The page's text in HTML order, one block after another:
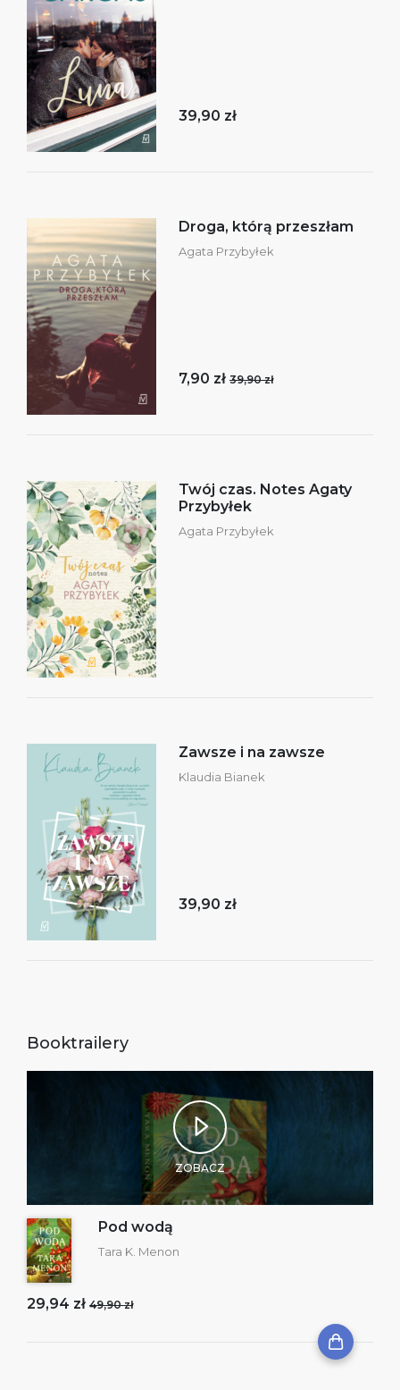
39,90 zł
Droga, którą przeszłam
Agata Przybyłek
7,90 zł 39,90 zł
Twój czas. Notes Agaty
Przybyłek
Agata Przybyłek
Zawsze i na zawsze
Klaudia Bianek
39,90 zł
Booktrailery
ZOBACZ
Pod wodą
Tara K. Menon
29,94 zł 49,90 zł